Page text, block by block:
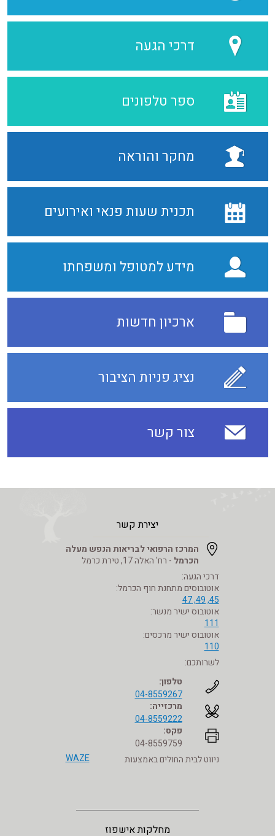
דרכי הגעה
ספר טלפונים
מחקר והוראה
תכנית שעות פנאי ואירועים
מידע למטופל ומשפחתו
ארכיון חדשות
נציג פניות הציבור
צור קשר
יצירת קשר
המרכז הרפואי לבריאות הנפש מעלה
הכרמל - רח' האלה 17, טירת כרמל
דרכי הגעה:
אוטובוסים מתחנת חוף הכרמל:
45, 49, 47
אוטובוס ישיר מנשר:
111
אוטובוס ישיר מרכסים:
110
לשרותכם:
טלפון:
04-8559267
מרכזייה:
04-8559222
פקס:
04-8559759
ניווט לבית החולים באמצעות
WAZE
מחלקות אישפוז